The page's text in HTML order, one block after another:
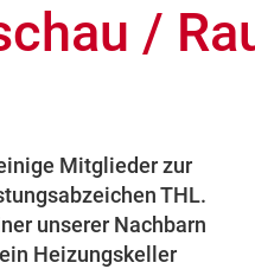
/
Mitglieder zur
THL.
unserer Nachbarn
Heizungskeller